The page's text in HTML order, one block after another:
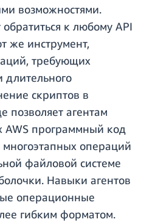
возможностями.
к любому API
же инструмент,
требующих
длительного
скриптов в
позволяет агентам
AWS программный код
операций
файловой системе
Навыки агентов
операционные
гибким форматом.